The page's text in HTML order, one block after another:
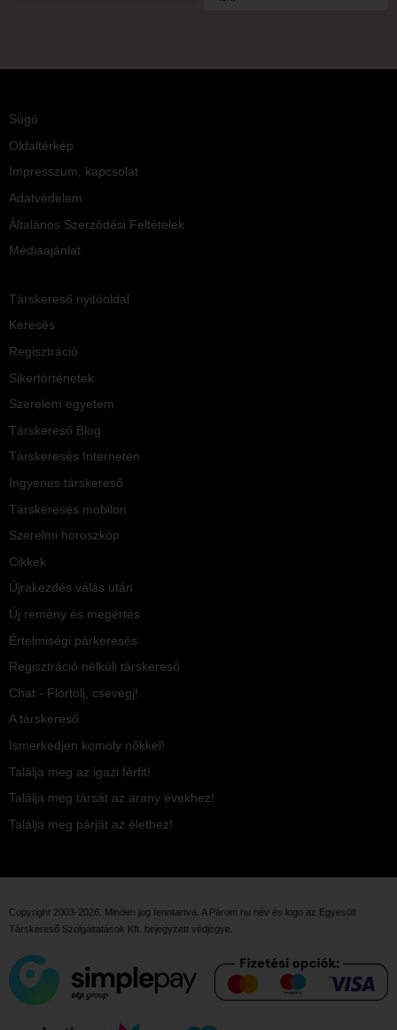
Súgó
Oldaltérkép
Impresszum, kapcsolat
Adatvédelem
Általános Szerződési Feltételek
Médiaajánlat
Társkereső nyitóoldal
Keresés
Regisztráció
Sikertörténetek
Szerelem egyetem
Társkereső Blog
Társkeresés Interneten
Ingyenes társkereső
Társkeresés mobilon
Szerelmi horoszkóp
Cikkek
Újrakezdés válás után
Új remény és megértés
Értelmiségi párkeresés
Regisztráció nélküli társkereső
Chat - Flörtölj, csevegj!
A társkereső
Ismerkedjen komoly nőkkel!
Találja meg az igazi férfit!
Találja meg társát az arany évekhez!
Találja meg párját az élethez!
Copyright 2003-2026. Minden jog fenntartva. A Párom.hu név és logo az Egyesült
Társkereső Szolgáltatások Kft. bejegyzett védjegye.